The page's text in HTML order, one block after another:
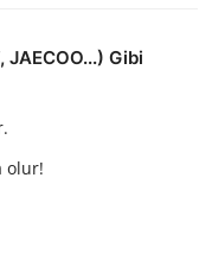
JAECOO...) Gibi
olur!